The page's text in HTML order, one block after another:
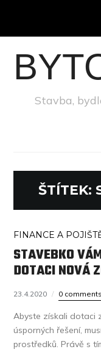
Stavba,
ŠTÍTEK:
FINANCE A
STAVEBKO
DOTACI NOVÁ
23.4.2020 0 comments
Abyste získali dotaci
úsporných řešení,
prostředků. Právě s